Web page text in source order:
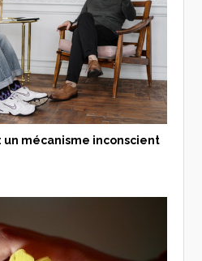
un mécanisme inconscient